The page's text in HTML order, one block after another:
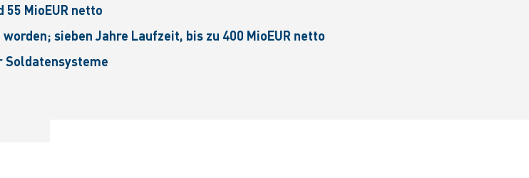
MioEUR netto
sieben Jahre Laufzeit, bis zu 400 MioEUR netto